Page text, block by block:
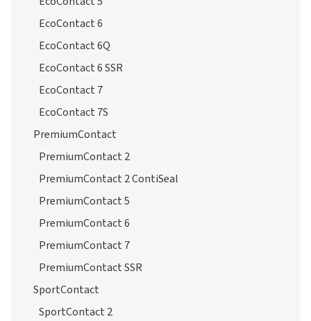
EcoContact 6
EcoContact 6Q
EcoContact 6 SSR
EcoContact 7
EcoContact 7S
PremiumContact
PremiumContact 2
PremiumContact 2 ContiSeal
PremiumContact 5
PremiumContact 6
PremiumContact 7
PremiumContact SSR
SportContact
SportContact 2